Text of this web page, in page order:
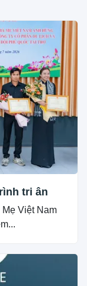
tri ân
Việt Nam